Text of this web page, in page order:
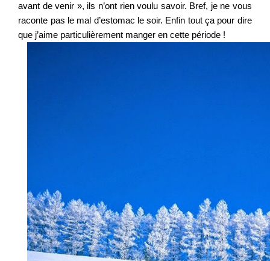
avant de venir », ils n’ont rien voulu savoir. Bref, je ne vous
raconte pas le mal d’estomac le soir. Enfin tout ça pour dire
que j’aime particulièrement manger en cette période !